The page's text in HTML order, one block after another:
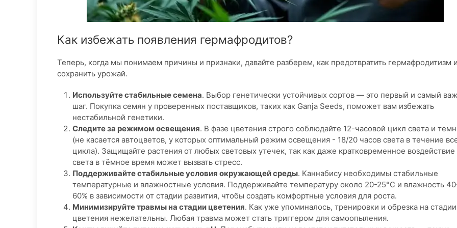
Как избежать появления гермафродитов?
Теперь, когда мы понимаем причины и признаки, давайте разберем, как предотвратить гермафродитизм и
сохранить урожай.
Используйте стабильные семена. Выбор генетически устойчивых сортов — это первый и самый
шаг. Покупка семян у проверенных поставщиков, таких как Ganja Seeds, поможет вам избежать
нестабильной генетики.
Следите за режимом освещения. В фазе цветения строго соблюдайте 12-часовой цикл света и
(не касается автоцветов, у которых оптимальный режим освещения - 18/20 часов света в течение
цикла). Защищайте растения от любых световых утечек, так как даже кратковременное воздействие
света в тёмное время может вызвать стресс.
Поддерживайте стабильные условия окружающей среды. Каннабису необходимы стабильные
температурные и влажностные условия. Поддерживайте температуру около 20-25°C и влажность
60% в зависимости от стадии развития, чтобы создать комфортные условия для роста.
Минимизируйте травмы на стадии цветения. Как уже упоминалось, тренировки и обрезка на стадии
цветения нежелательны. Любая травма может стать триггером для самоопыления.